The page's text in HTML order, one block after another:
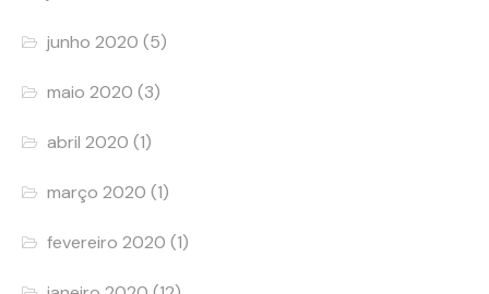
junho 2020 (5)
maio 2020 (3)
abril 2020 (1)
março 2020 (1)
fevereiro 2020 (1)